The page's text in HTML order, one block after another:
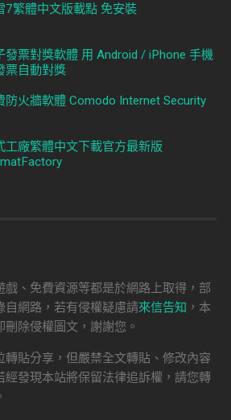
7繁體中文版載點 免安裝
發票對獎軟體 用 Android / iPhone 手機
票自動對獎
防火牆軟體 Comodo Internet Security
工廠繁體中文下載官方最新版
戲、免費資源等都是於網路上取得，部
自網路，若有侵權疑慮請來信告知 ，本
除侵權圖文，謝謝您。
轉貼分享，但嚴禁全文轉貼、修改內容
經發現本站將保留法律追訴權，請您轉